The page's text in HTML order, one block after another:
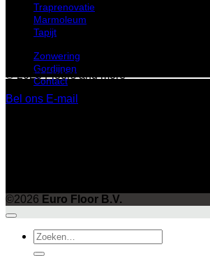
Traprenovatie
Marmoleum
Tapijt
Zonwering
Gordijnen
Contact
© 2023 Floors and more
Bel ons E-mail
©2026 Euro Floor B.V.
Zoeken
naar: